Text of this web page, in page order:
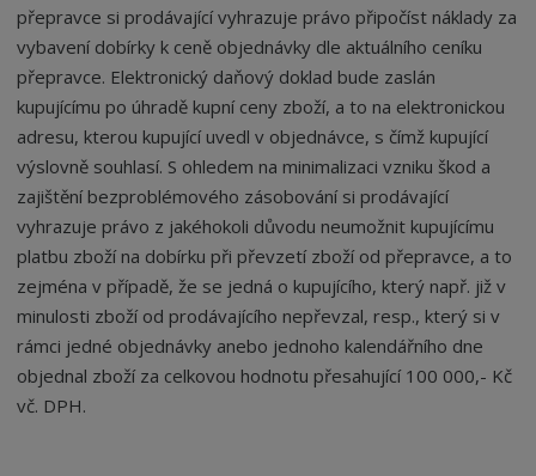
přepravce si prodávající vyhrazuje právo připočíst náklady za
vybavení dobírky k ceně objednávky dle aktuálního ceníku
přepravce. Elektronický daňový doklad bude zaslán
kupujícímu po úhradě kupní ceny zboží, a to na elektronickou
adresu, kterou kupující uvedl v objednávce, s čímž kupující
výslovně souhlasí. S ohledem na minimalizaci vzniku škod a
zajištění bezproblémového zásobování si prodávající
vyhrazuje právo z jakéhokoli důvodu neumožnit kupujícímu
platbu zboží na dobírku při převzetí zboží od přepravce, a to
zejména v případě, že se jedná o kupujícího, který např. již v
minulosti zboží od prodávajícího nepřevzal, resp., který si v
rámci jedné objednávky anebo jednoho kalendářního dne
objednal zboží za celkovou hodnotu přesahující 100 000,- Kč
vč. DPH.